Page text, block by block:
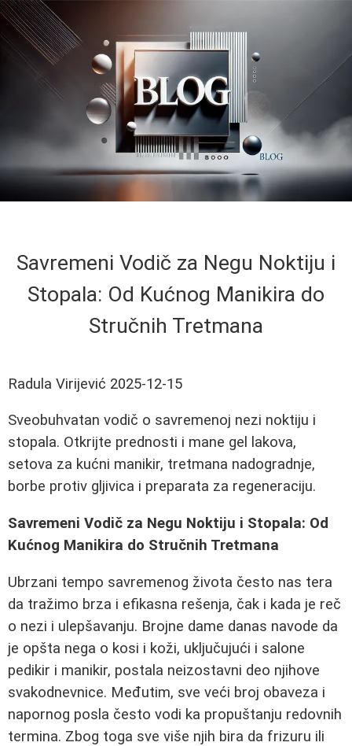
Savremeni Vodič za Negu Noktiju i
Stopala: Od Kućnog Manikira do
Stručnih Tretmana
Radula Virijević 2025-12-15
Sveobuhvatan vodič o savremenoj nezi noktiju i
stopala. Otkrijte prednosti i mane gel lakova,
setova za kućni manikir, tretmana nadogradnje,
borbe protiv gljivica i preparata za regeneraciju.
Savremeni Vodič za Negu Noktiju i Stopala: Od
Kućnog Manikira do Stručnih Tretmana
Ubrzani tempo savremenog života često nas tera
da tražimo brza i efikasna rešenja, čak i kada je reč
o nezi i ulepšavanju. Brojne dame danas navode da
je opšta nega o kosi i koži, uključujući i salone
pedikir i manikir, postala neizostavni deo njihove
svakodnevnice. Međutim, sve veći broj obaveza i
napornog posla često vodi ka propuštanju redovnih
termina. Zbog toga sve više njih bira da frizuru ili